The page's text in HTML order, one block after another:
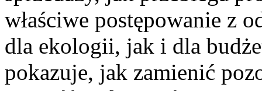
właściwe postępowanie z
dla ekologii, jak i dla
pokazuje, jak zamienić